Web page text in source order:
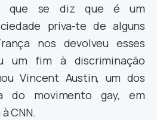
que se diz que é um
priva-te de alguns
nos devolveu esses
um fim à discriminação
Vincent Austin, um dos
do movimento gay, em
CNN.